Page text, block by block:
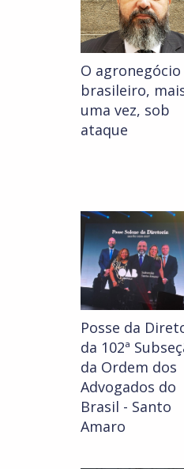
O agronegócio
brasileiro,
uma vez, sob
ataque
Posse da
da 102ª
da Ordem dos
Advogados do
Brasil - Santo
Amaro